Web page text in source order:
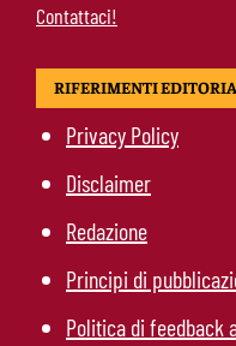
Contattaci!
RIFERIMENTI
Privacy Policy
Disclaimer
Redazione
Principi di
Politica di feedback